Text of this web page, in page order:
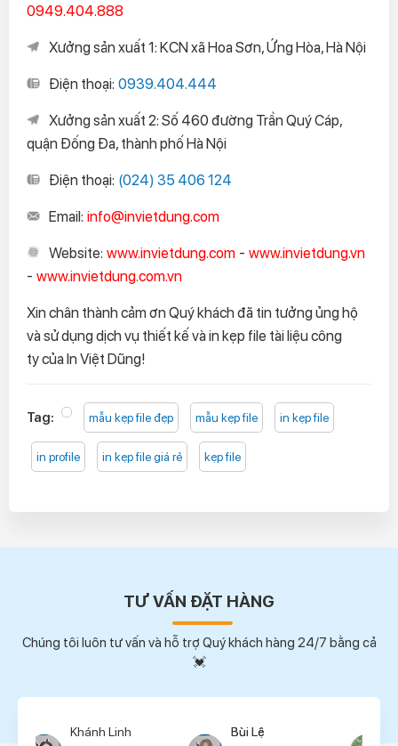
0949.404.888
Xưởng sản xuất 1: KCN xã Hoa Sơn, Ứng Hòa, Hà Nội
Điện thoại: 0939.404.444
Xưởng sản xuất 2: Số 460 đường Trần Quý Cáp,
quận Đống Đa, thành phố Hà Nội
Điện thoại: (024) 35 406 124
Email: info@invietdung.com
Website: www.invietdung.com - www.invietdung.vn
- www.invietdung.com.vn
Xin chân thành cảm ơn Quý khách đã tin tưởng ủng hộ
và sử dụng dịch vụ thiết kế và in kẹp file tài liệu công
ty của In Việt Dũng!
Tag: mẫu kẹp file đẹp mẫu kẹp file in kẹp file
in profile in kẹp file giá rẻ kẹp file
TƯ VẤN ĐẶT HÀNG
Chúng tôi luôn tư vấn và hỗ trợ Quý khách hàng 24/7 bằng cả
💓
Bùi Lệ
Thúy Hường